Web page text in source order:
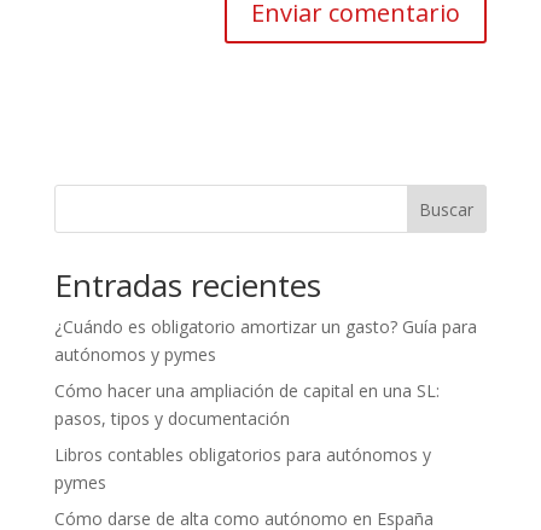
Buscar
Entradas recientes
¿Cuándo es obligatorio amortizar un gasto? Guía para
autónomos y pymes
Cómo hacer una ampliación de capital en una SL:
pasos, tipos y documentación
Libros contables obligatorios para autónomos y
pymes
Cómo darse de alta como autónomo en España